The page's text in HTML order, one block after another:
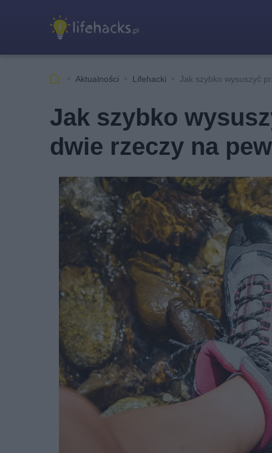
Aktualności Lifehacki Jak szybko wysuszyć
Jak szybko
dwie rzeczy na